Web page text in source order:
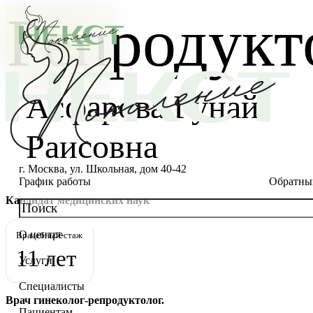
г. Москва, ул. Школьная, дом 40-42
График работы
О центре
Благотворительность
Услуги
Стоимость ЭКО
Специалисты
Главный врач
Асфарова Гунай
Раисовна
Кандидат медицинских наук
Врачебный-стаж
11 лет
Врач гинеколог-репродуктолог.